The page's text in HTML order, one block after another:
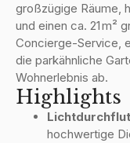
großzügige Räume,
und einen ca. 21 m²
Concierge-Service,
die parkähnliche
Wohnerlebnis ab.
Highlights
hochwertige